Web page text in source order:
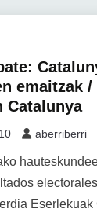
emaitzak
Catalunya
aberriberri